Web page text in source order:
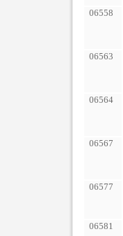
06558
06563
06564
06567
06577
06581